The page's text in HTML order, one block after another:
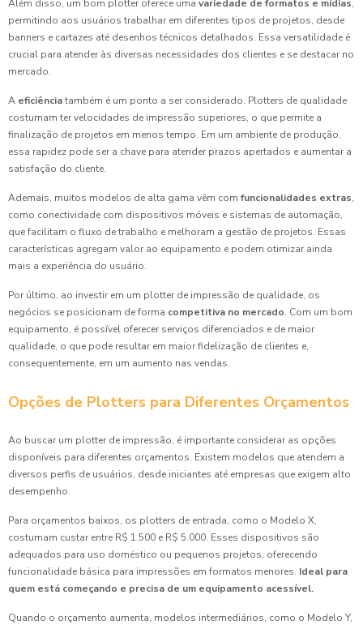
Além disso, um bom plotter oferece uma variedade de formatos e mídias,
permitindo aos usuários trabalhar em diferentes tipos de projetos, desde
banners e cartazes até desenhos técnicos detalhados. Essa versatilidade é
crucial para atender às diversas necessidades dos clientes e se destacar no
mercado.
A eficiênciatambém é um ponto a ser considerado. Plotters de qualidade
costumam ter velocidades de impressão superiores, o que permite a
finalização de projetos em menos tempo. Em um ambiente de produção,
essa rapidez pode ser a chave para atender prazos apertados e aumentar a
satisfação do cliente.
Ademais, muitos modelos de alta gama vêm com funcionalidades extras,
como conectividade com dispositivos móveis e sistemas de automação,
que facilitam o fluxo de trabalho e melhoram a gestão de projetos. Essas
características agregam valor ao equipamento e podem otimizar ainda
mais a experiência do usuário.
Por último, ao investir em um plotter de impressão de qualidade, os
negócios se posicionam de forma competitiva no mercado. Com um bom
equipamento, é possível oferecer serviços diferenciados e de maior
qualidade, o que pode resultar em maior fidelização de clientes e,
consequentemente, em um aumento nas vendas.
Opções de Plotters para Diferentes Orçamentos
Ao buscar um plotter de impressão, é importante considerar as opções
disponíveis para diferentes orçamentos. Existem modelos que atendem a
diversos perfis de usuários, desde iniciantes até empresas que exigem alto
desempenho.
Para orçamentos baixos, os plotters de entrada, como o Modelo X,
costumam custar entre R$ 1.500 e R$ 5.000. Esses dispositivos são
adequados para uso doméstico ou pequenos projetos, oferecendo
funcionalidade básica para impressões em formatos menores. Ideal para
quem está começando e precisa de um equipamento acessível.
Quando o orçamento aumenta, modelos intermediários, como o Modelo Y,